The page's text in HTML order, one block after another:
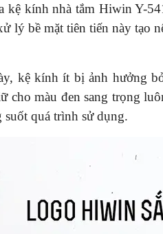
kệ kính nhà tắm Hiwin Y-
lý bề mặt tiên tiến này tạo
kệ kính ít bị ảnh hưởng
cho màu đen sang trọng
suốt quá trình sử dụng.